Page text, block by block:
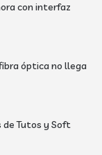
con interfaz
óptica no llega
de Tutos y Soft